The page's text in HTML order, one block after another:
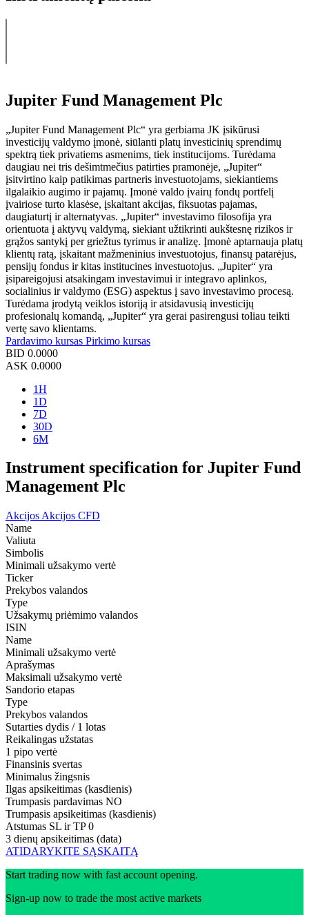
Jupiter Fund Management Plc
„Jupiter Fund Management Plc“ yra gerbiama JK įsikūrusi
investicijų valdymo įmonė, siūlanti platų investicinių sprendimų
spektrą tiek privatiems asmenims, tiek institucijoms. Turėdama
daugiau nei tris dešimtmečius patirties pramonėje, „Jupiter“
įsitvirtino kaip patikimas partneris investuotojams, siekiantiems
ilgalaikio augimo ir pajamų. Įmonė valdo įvairų fondų portfelį
įvairiose turto klasėse, įskaitant akcijas, fiksuotas pajamas,
daugiaturtį ir alternatyvas. „Jupiter“ investavimo filosofija yra
orientuota į aktyvų valdymą, siekiant užtikrinti aukštesnę rizikos ir
grąžos santykį per griežtus tyrimus ir analizę. Įmonė aptarnauja platų
klientų ratą, įskaitant mažmeninius investuotojus, finansų patarėjus,
pensijų fondus ir kitas institucines investuotojus. „Jupiter“ yra
įsipareigojusi atsakingam investavimui ir integravo aplinkos,
socialinius ir valdymo (ESG) aspektus į savo investavimo procesą.
Turėdama įrodytą veiklos istoriją ir atsidavusią investicijų
profesionalų komandą, „Jupiter“ yra gerai pasirengusi toliau teikti
vertę savo klientams.
Pardavimo kursas Pirkimo kursas
BID 0.0000
ASK 0.0000
1H
1D
7D
30D
6M
Instrument specification for Jupiter Fund
Management Plc
Akcijos Akcijos CFD
Name
Valiuta
Simbolis
Minimali užsakymo vertė
Ticker
Prekybos valandos
Type
Užsakymų priėmimo valandos
ISIN
Name
Minimali užsakymo vertė
Aprašymas
Maksimali užsakymo vertė
Sandorio etapas
Type
Prekybos valandos
Sutarties dydis / 1 lotas
Reikalingas užstatas
1 pipo vertė
Finansinis svertas
Minimalus žingsnis
Ilgas apsikeitimas (kasdienis)
Trumpasis pardavimas NO
Trumpasis apsikeitimas (kasdienis)
Atstumas SL ir TP 0
3 dienų apsikeitimas (data)
ATIDARYKITE SĄSKAITĄ
Start trading now with fast account opening.
Sign-up now to trade the most active markets